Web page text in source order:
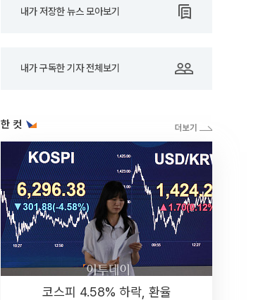
내가 저장한 뉴스 모아보기
내가 구독한 기자 전체보기
한 컷
코스피 4.58% 하락, 환율